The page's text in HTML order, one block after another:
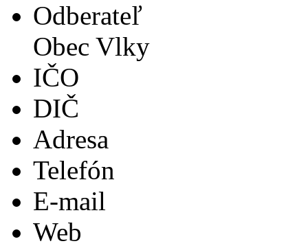
Odberateľ
Obec Vlky
IČO
DIČ
Adresa
Telefón
E-mail
Web